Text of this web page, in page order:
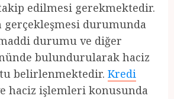
edilmesi gerekmektedir.
gerçekleşmesi durumunda
durumu ve diğer
bulundurularak haciz
belirlenmektedir. Kredi
haciz işlemleri konusunda